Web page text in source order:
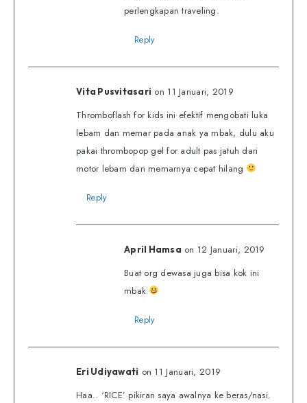
perlengkapan traveling.
Reply
Vita Pusvitasari on 11 Januari, 2019
Thromboflash for kids ini efektif mengobati luka
lebam dan memar pada anak ya mbak, dulu aku
pakai thrombopop gel for adult pas jatuh dari
motor lebam dan memarnya cepat hilang
Reply
April Hamsa on 12 Januari, 2019
Buat org dewasa juga bisa kok ini
mbak
Reply
Eri Udiyawati on 11 Januari, 2019
Haa.. ‘RICE’ pikiran saya awalnya ke beras/nasi.